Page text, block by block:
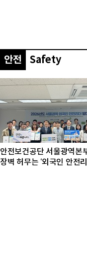
안전 Safety
안전보건공단 서울광역본
장벽 허무는 ‘외국인 안전